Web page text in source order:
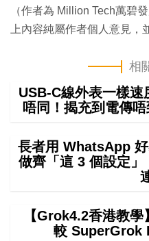
（作者為 Million Tech萬碧
上內容純屬作者個人意見，
相
USB-C線外表一樣
唔同！揭充到電傳
長者用 WhatsApp
做齊「這 3 個設定
【Grok4.2香港教
較 SuperGrok